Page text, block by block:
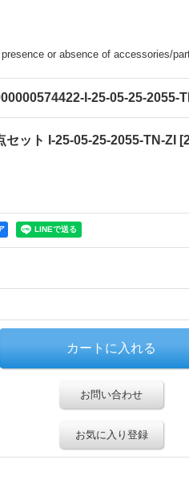
or absence of accessories/
I-25-05-25-2055-
ット I-25-05-25-2055-TN-ZI [
お問い合わせ
お気に入り登録